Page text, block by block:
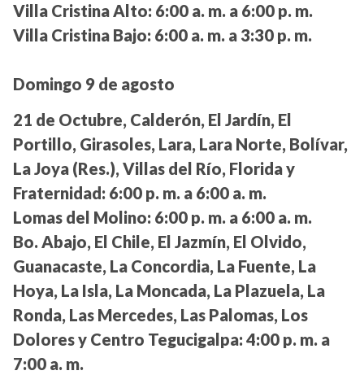
Villa Cristina Alto: 6:00 a. m. a 6:00 p. m.
Villa Cristina Bajo: 6:00 a. m. a 3:30 p. m.
Domingo 9 de agosto
21 de Octubre, Calderón, El Jardín, El
Portillo, Girasoles, Lara, Lara Norte, Bolívar,
La Joya (Res.), Villas del Río, Florida y
Fraternidad: 6:00 p. m. a 6:00 a. m.
Lomas del Molino: 6:00 p. m. a 6:00 a. m.
Bo. Abajo, El Chile, El Jazmín, El Olvido,
Guanacaste, La Concordia, La Fuente, La
Hoya, La Isla, La Moncada, La Plazuela, La
Ronda, Las Mercedes, Las Palomas, Los
Dolores y Centro Tegucigalpa: 4:00 p. m. a
7:00 a. m.